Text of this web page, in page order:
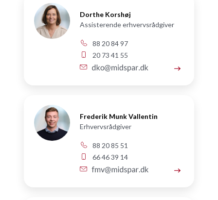
Dorthe Korshøj
Assisterende erhvervsrådgiver
88 20 84 97
20 73 41 55
Frederik Munk Vallentin
Erhvervsrådgiver
88 20 85 51
66 46 39 14